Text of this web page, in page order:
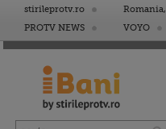
stirileprotv.ro
PROTV NEWS
VOYO